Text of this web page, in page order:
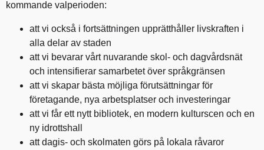
kommande valperioden:
att vi också i fortsättningen upprätthåller livskraften i
alla delar av staden
att vi bevarar vårt nuvarande skol- och dagvårdsnät
och intensifierar samarbetet över språkgränsen
att vi skapar bästa möjliga förutsättningar för
företagande, nya arbetsplatser och investeringar
att vi får ett nytt bibliotek, en modern kulturscen och en
ny idrottshall
att dagis- och skolmaten görs på lokala råvaror